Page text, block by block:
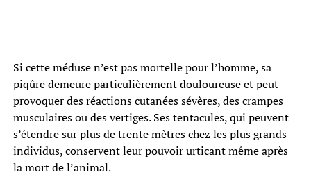
Si cette méduse n’est pas mortelle pour l’homme, sa
piqûre demeure particulièrement douloureuse et peut
provoquer des réactions cutanées sévères, des crampes
musculaires ou des vertiges. Ses tentacules, qui peuvent
s’étendre sur plus de trente mètres chez les plus grands
individus, conservent leur pouvoir urticant même après
la mort de l’animal.